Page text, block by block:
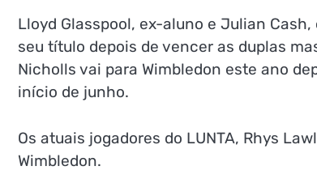
Lloyd Glasspool, ex-aluno e Julian
seu título depois de vencer as duplas
Nicholls vai para Wimbledon este ano
início de junho.
Os atuais jogadores do LUNTA, Rhys
Wimbledon.